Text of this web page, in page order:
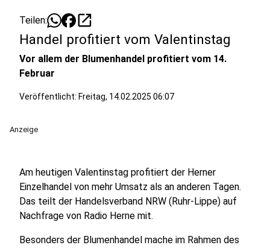
Teilen: open_in_new
Handel profitiert vom Valentinstag
Vor allem der Blumenhandel profitiert vom 14.
Februar
Veröffentlicht: Freitag, 14.02.2025 06:07
Anzeige
Am heutigen Valentinstag profitiert der Herner
Einzelhandel von mehr Umsatz als an anderen Tagen.
Das teilt der Handelsverband NRW (Ruhr-Lippe) auf
Nachfrage von Radio Herne mit.
Besonders der Blumenhandel mache im Rahmen des